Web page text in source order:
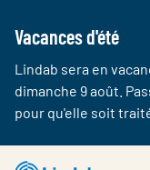
Vacances d'été
Lindab sera en
dimanche 9 août.
pour qu'elle soit
Aller